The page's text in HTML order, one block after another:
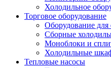
Холодильное
Торговое оборудование
Оборудование для
Сборные
Моноблоки и
Холодильные
Тепловые насосы